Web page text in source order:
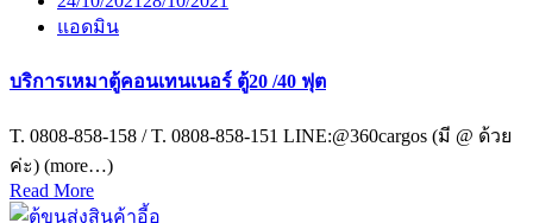
แอดมิน
บริการเหมาตู้คอนเทนเนอร์ ตู้20 /40 ฟุต
T. 0808-858-158 / T. 0808-858-151 LINE:@360cargos (มี @ ด้วย
ค่ะ) (more…)
Read More